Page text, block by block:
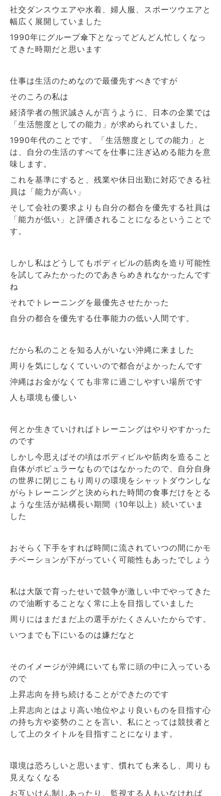
社交ダンスウエアや水着、婦人服、スポーツウエアと
幅広く展開していました
1990年にグループ傘下となってどんどん忙しくなっ
てきた時期だと思います
仕事は生活のためなので最優先すべきですが
そのころの私は
経済学者の熊沢誠さんが言うように、日本の企業では
「生活態度としての能力」が求められていました。
1990年代のことです。「生活態度としての能力」と
は、自分の生活のすべてを仕事に注ぎ込める能力を意
味します。
これを基準にすると、残業や休日出勤に対応できる社
員は「能力が高い」
そして会社の要求よりも自分の都合を優先する社員は
「能力が低い」と評価されることになるということで
す。
しかし私はどうしてもボディビルの筋肉を造り可能性
を試してみたかったのであきらめきれなかったんです
ね
それでトレーニングを最優先させたかった
自分の都合を優先する仕事能力の低い人間です。
だから私のことを知る人がいない沖縄に来ました
周りを気にしなくていいので都合がよかったんです
沖縄はお金がなくても非常に過ごしやすい場所です
人も環境も優しい
何とか生きていければトレーニングはやりやすかった
のです
しかし今思えばその頃はボディビルや筋肉を造ること
自体がポピュラーなものではなかったので、自分自身
の世界に閉じこもり周りの環境をシャットダウンしな
がらトレーニングと決められた時間の食事だけをとる
ような生活が結構長い期間（ 10年以上）続いていま
した
おそらく下手をすれば時間に流されていつの間にかモ
チベーションが下がっていく可能性もあったでしょう
私は大阪で育ったせいで競争が激しい中でやってきた
ので油断することなく常に上を目指していました
周りにはまだまだ上の選手がたくさんいたからです。
いつまでも下にいるのは嫌だなと
そのイメージが沖縄にいても常に頭の中に入っている
ので
上昇志向を持ち続けることができたのです
上昇志向とはより高い地位やより良いものを目指す心
の持ち方や姿勢のことを言い、私にとっては競技者と
して上のタイトルを目指すことになります。
環境は恐ろしいと思います、慣れても来るし、周りも
見えなくなる
お互いけん制しあったり、監視する人もいなければ